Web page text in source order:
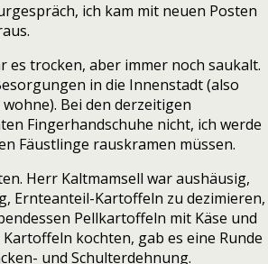
ich kam mit neuen Posten
es trocken, aber immer noch saukalt.
in die Innenstadt (also
Bei den derzeitigen
Fingerhandschuhe nicht, ich werde
Fäustlinge rauskramen müssen.
Herr Kaltmamsell war aushäusig,
Ernteanteil-Kartoffeln zu dezimieren,
Pellkartoffeln mit Käse und
kochten, gab es eine Runde
und Schulterdehnung.